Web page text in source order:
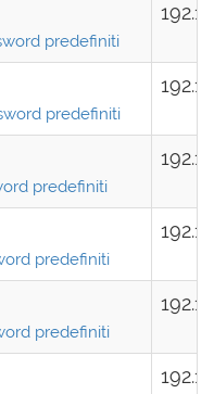
predefiniti
predefiniti
predefiniti
predefiniti
predefiniti